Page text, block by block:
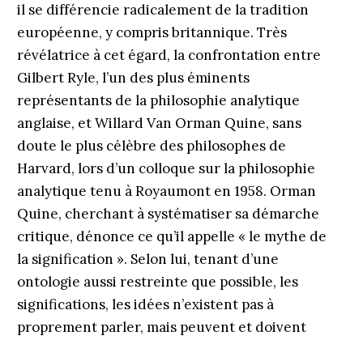
il se différencie radicalement de la tradition
européenne, y compris britannique. Très
révélatrice à cet égard, la confrontation entre
Gilbert Ryle, l’un des plus éminents
représentants de la philosophie analytique
anglaise, et Willard Van Orman Quine, sans
doute le plus célèbre des philosophes de
Harvard, lors d’un colloque sur la philosophie
analytique tenu à Royaumont en 1958. Orman
Quine, cherchant à systématiser sa démarche
critique, dénonce ce qu’il appelle « le mythe de
la signification ». Selon lui, tenant d’une
ontologie aussi restreinte que possible, les
significations, les idées n’existent pas à
proprement parler, mais peuvent et doivent